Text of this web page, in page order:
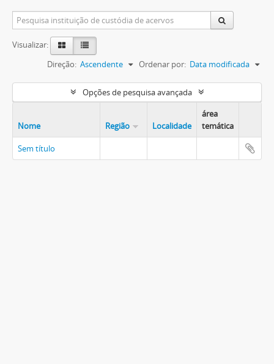
Visualizar:
Ordenar por: Data modificada
Direção: Ascendente
Opções de pesquisa avançada
Nome Região Localidade
área
temática
Sem título